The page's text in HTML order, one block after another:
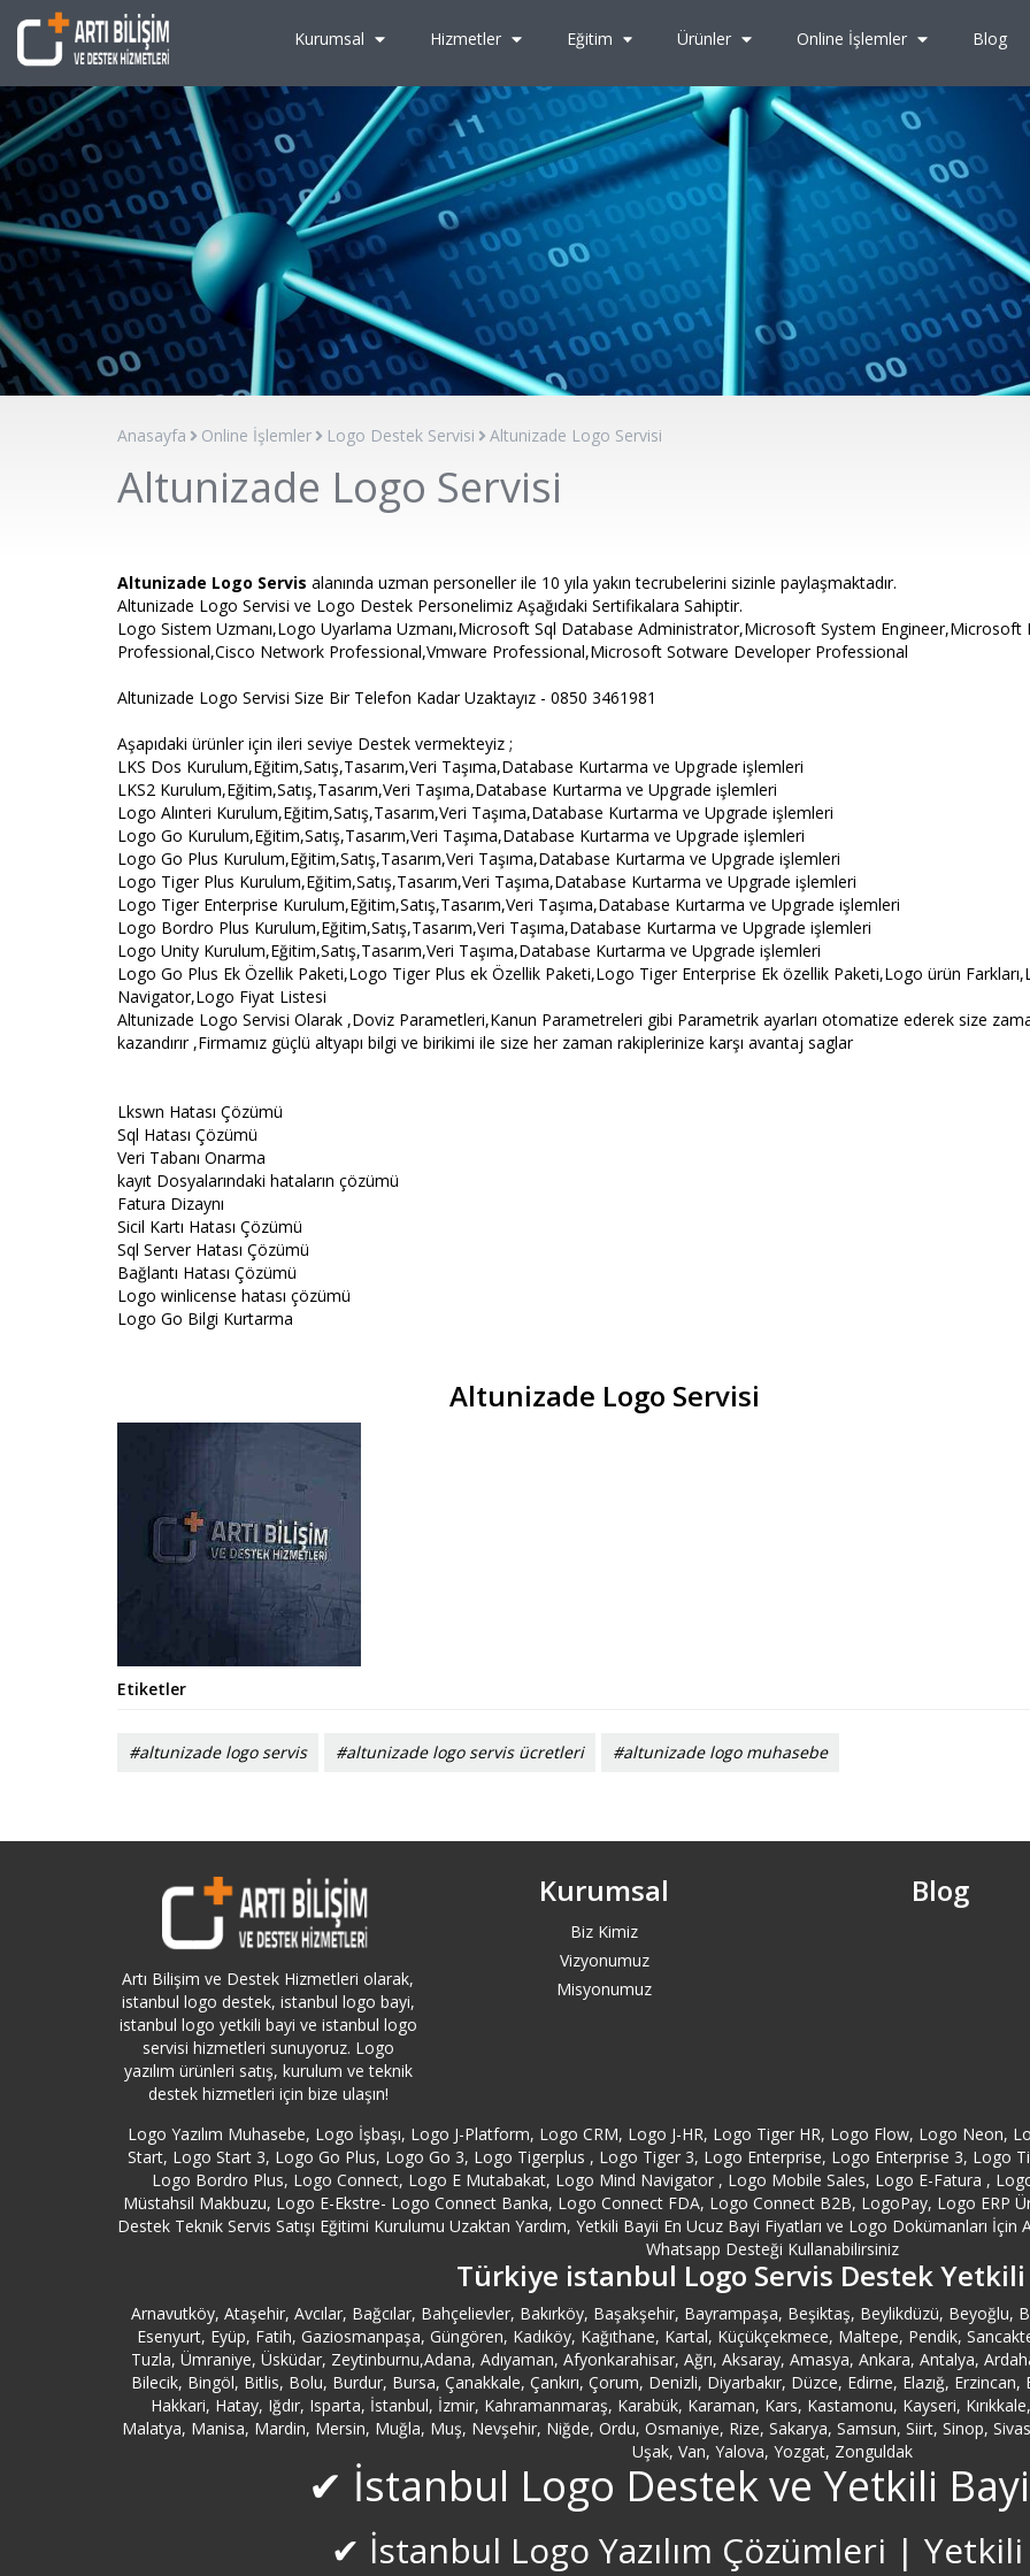
Kurumsal Hizmetler Eğitim Ürünler Online İşlemler Blog
Anasayfa Online İşlemler Logo Destek Servisi Altunizade Logo Servisi
Altunizade Logo Servisi
Altunizade Logo Servis alanında uzman personeller ile 10 yıla yakın tecrubelerini sizinle paylaşmaktadır.
Altunizade Logo Servisi ve Logo Destek Personelimiz Aşağıdaki Sertifikalara Sahiptir.
Logo Sistem Uzmanı,Logo Uyarlama Uzmanı,Microsoft Sql Database Administrator,Microsoft System Engineer,Microsoft
Professional,Cisco Network Professional,Vmware Professional,Microsoft Sotware Developer Professional
Altunizade Logo Servisi Size Bir Telefon Kadar Uzaktayız - 0850 3461981
Aşapıdaki ürünler için ileri seviye Destek vermekteyiz ;
LKS Dos Kurulum,Eğitim,Satış,Tasarım,Veri Taşıma,Database Kurtarma ve Upgrade işlemleri
LKS2 Kurulum,Eğitim,Satış,Tasarım,Veri Taşıma,Database Kurtarma ve Upgrade işlemleri
Logo Alınteri Kurulum,Eğitim,Satış,Tasarım,Veri Taşıma,Database Kurtarma ve Upgrade işlemleri
Logo Go Kurulum,Eğitim,Satış,Tasarım,Veri Taşıma,Database Kurtarma ve Upgrade işlemleri
Logo Go Plus Kurulum,Eğitim,Satış,Tasarım,Veri Taşıma,Database Kurtarma ve Upgrade işlemleri
Logo Tiger Plus Kurulum,Eğitim,Satış,Tasarım,Veri Taşıma,Database Kurtarma ve Upgrade işlemleri
Logo Tiger Enterprise Kurulum,Eğitim,Satış,Tasarım,Veri Taşıma,Database Kurtarma ve Upgrade işlemleri
Logo Bordro Plus Kurulum,Eğitim,Satış,Tasarım,Veri Taşıma,Database Kurtarma ve Upgrade işlemleri
Logo Unity Kurulum,Eğitim,Satış,Tasarım,Veri Taşıma,Database Kurtarma ve Upgrade işlemleri
Logo Go Plus Ek Özellik Paketi,Logo Tiger Plus ek Özellik Paketi,Logo Tiger Enterprise Ek özellik Paketi,Logo ürün
Navigator,Logo Fiyat Listesi
Altunizade Logo Servisi Olarak ,Doviz Parametleri,Kanun Parametreleri gibi Parametrik ayarları otomatize ederek size
kazandırır ,Firmamız güçlü altyapı bilgi ve birikimi ile size her zaman rakiplerinize karşı avantaj saglar
Lkswn Hatası Çözümü
Sql Hatası Çözümü
Veri Tabanı Onarma
kayıt Dosyalarındaki hataların çözümü
Fatura Dizaynı
Sicil Kartı Hatası Çözümü
Sql Server Hatası Çözümü
Bağlantı Hatası Çözümü
Logo winlicense hatası çözümü
Logo Go Bilgi Kurtarma
Altunizade Logo Servisi
Etiketler
#altunizade logo servis #altunizade logo servis ücretleri #altunizade logo muhasebe
Artı Bilişim ve Destek Hizmetleri olarak,
istanbul logo destek, istanbul logo bayi,
istanbul logo yetkili bayi ve istanbul logo
servisi hizmetleri sunuyoruz. Logo
yazılım ürünleri satış, kurulum ve teknik
destek hizmetleri için bize ulaşın!
Kurumsal
Biz Kimiz
Vizyonumuz
Misyonumuz
Blog
Logo Yazılım Muhasebe, Logo İşbaşı, Logo J-Platform, Logo CRM, Logo J-HR, Logo Tiger HR, Logo Flow, Logo
Start, Logo Start 3, Logo Go Plus, Logo Go 3, Logo Tigerplus , Logo Tiger 3, Logo Enterprise, Logo Enterprise 3, Logo
Logo Bordro Plus, Logo Connect, Logo E Mutabakat, Logo Mind Navigator , Logo Mobile Sales, Logo E-Fatura ,
Müstahsil Makbuzu, Logo E-Ekstre- Logo Connect Banka, Logo Connect FDA, Logo Connect B2B, LogoPay, Logo ERP
Destek Teknik Servis Satışı Eğitimi Kurulumu Uzaktan Yardım, Yetkili Bayii En Ucuz Bayi Fiyatları ve Logo Dokümanları
Whatsapp Desteği Kullanabilirsiniz
Türkiye istanbul Logo Servis Destek Yetkili
Arnavutköy, Ataşehir, Avcılar, Bağcılar, Bahçelievler, Bakırköy, Başakşehir, Bayrampaşa, Beşiktaş, Beylikdüzü, Beyoğlu,
Esenyurt, Eyüp, Fatih, Gaziosmanpaşa, Güngören, Kadıköy, Kağıthane, Kartal, Küçükçekmece, Maltepe, Pendik,
Tuzla, Ümraniye, Üsküdar, Zeytinburnu,Adana, Adıyaman, Afyonkarahisar, Ağrı, Aksaray, Amasya, Ankara, Antalya,
Bilecik, Bingöl, Bitlis, Bolu, Burdur, Bursa, Çanakkale, Çankırı, Çorum, Denizli, Diyarbakır, Düzce, Edirne, Elazığ,
Hakkari, Hatay, Iğdır, Isparta, İstanbul, İzmir, Kahramanmaraş, Karabük, Karaman, Kars, Kastamonu, Kayseri,
Malatya, Manisa, Mardin, Mersin, Muğla, Muş, Nevşehir, Niğde, Ordu, Osmaniye, Rize, Sakarya, Samsun, Siirt, Sinop,
Uşak, Van, Yalova, Yozgat, Zonguldak
✔ İstanbul Logo Destek ve Yetkili
✔ İstanbul Logo Yazılım Çözümleri |